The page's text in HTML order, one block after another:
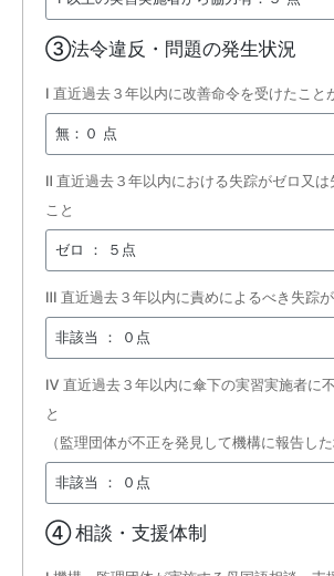
③法令違反・問題の発生状況
Ⅰ 直近過去３年以内に改善命令を受けたこと
Ⅱ 直近過去３年以内における失踪がゼロ又
こと
Ⅲ 直近過去３年以内に責めによるべき失踪
Ⅳ 直近過去３年以内に傘下の実習実施者に
と
（監理団体が不正を発見して機構に報告した
④ 相談・支援体制